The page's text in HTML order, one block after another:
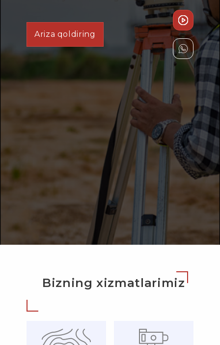
Ariza qoldiring
513 mln so ‘ m
1000 kvadrat metr maydonni oshirib
yuborishni aniqlash orqali mijozni
15 marta
Toshkent shahrida konstruksiyalarni
ijro etuvchi suratga olishda
buyurtmachiga vaqt tejab qoldi
Bizning xizmatlarimiz